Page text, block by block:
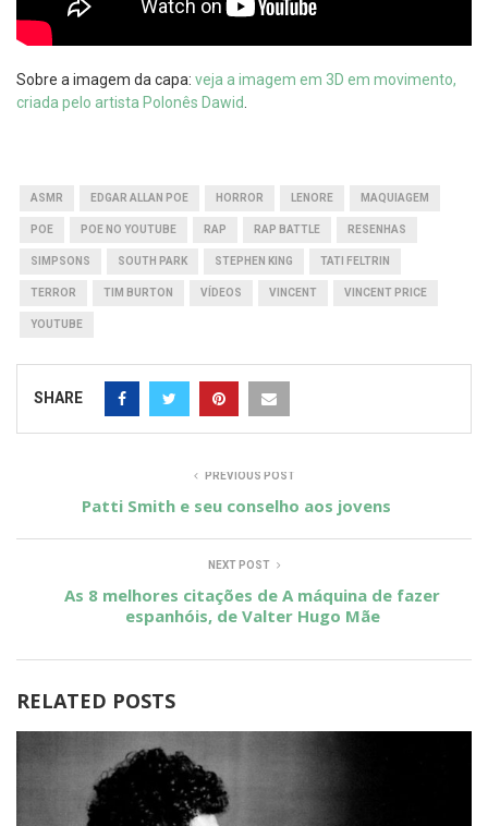
Sobre a imagem da capa: veja a imagem em 3D em movimento,
criada pelo artista Polonês Dawid
ASMR EDGAR ALLAN POE HORROR LENORE MAQUIAGEM
POE POE NO YOUTUBE RAP RAP BATTLE RESENHAS
SIMPSONS SOUTH PARK STEPHEN KING TATI FELTRIN
TERROR TIM BURTON VÍDEOS VINCENT VINCENT PRICE
YOUTUBE
SHARE
PREVIOUS POST
Patti Smith e seu conselho aos jovens
NEXT POST
As 8 melhores citações de A máquina de fazer
espanhóis, de Valter Hugo Mãe
RELATED POSTS